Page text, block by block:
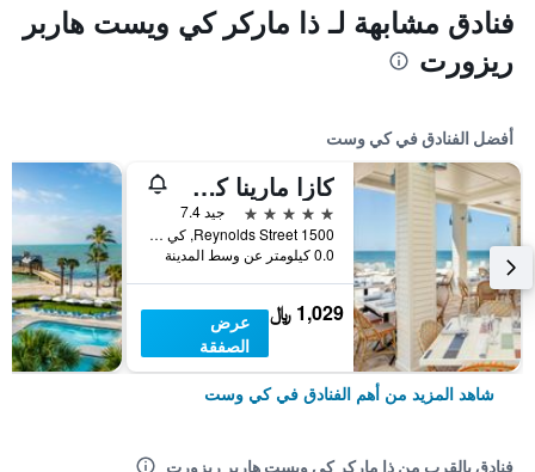
فنادق مشابهة لـ ذا ماركر كي ويست هاربر
ريزورت
أفضل الفنادق في كي وست
كازا مارينا كي ويست، كوريو كولكشن من هيلتون
5 نجوم
جيد 7.4
1500 Reynolds Street, كي وست, FL, الولايات المتحدة الأميريكية
0.0 كيلومتر عن وسط المدينة
1,029 ﷼
عرض
الصفقة
شاهد المزيد من أهم الفنادق في كي وست
فنادق بالقرب من ذا ماركر كي ويست هاربر ريزورت